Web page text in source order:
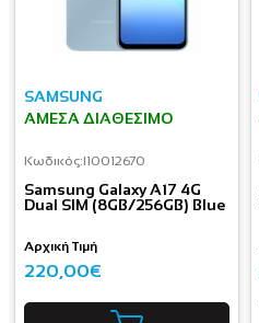
SAMSUNG
ΆΜΕΣΑ ΔΙΑΘΈΣΙΜΟ
Κωδικός:I10012670
Samsung Galaxy A17 4G
Dual SIM (8GB/256GB) Blue
Αρχική Τιμή
220,00€